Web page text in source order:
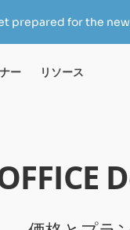
prepared for the
ー リソース